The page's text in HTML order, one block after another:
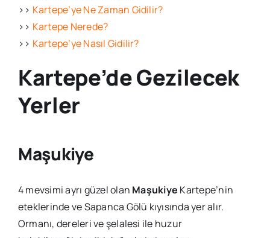
>> Kartepe’ye Ne Zaman Gidilir?
>> Kartepe Nerede?
>> Kartepe’ye Nasıl Gidilir?
Kartepe’de Gezilecek
Yerler
Maşukiye
4 mevsimi ayrı güzel olan Maşukiye Kartepe’nin
eteklerinde ve Sapanca Gölü kıyısında yer alır.
Ormanı, dereleri ve şelalesi ile huzur